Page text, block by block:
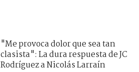
"Me provoca dolor que sea tan
clasista": La dura respuesta de JC
Rodríguez a Nicolás Larraín